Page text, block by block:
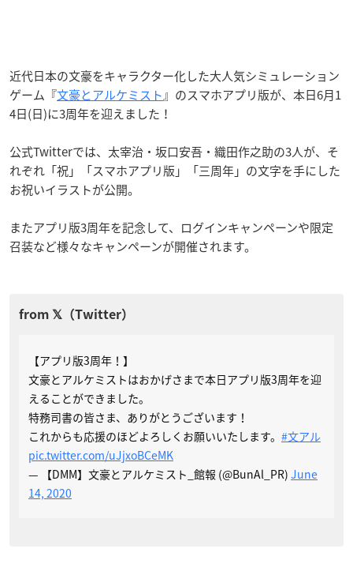
近代日本の文豪をキャラクター化した大人気シミュレーション
ゲーム『文豪とアルケミスト』のスマホアプリ版が、本日6月1
4日(日)に3周年を迎えました！
公式Twitterでは、太宰治・坂口安吾・織田作之助の3人が、そ
れぞれ「祝」「スマホアプリ版」「三周年」の文字を手にした
お祝いイラストが公開。
またアプリ版3周年を記念して、ログインキャンペーンや限定
召装など様々なキャンペーンが開催されます。
【アプリ版3周年！】
文豪とアルケミストはおかげさまで本日アプリ版3周年を迎
えることができました。
特務司書の皆さま、ありがとうございます！
これからも応援のほどよろしくお願いいたします。 #文アル
pic.twitter.com/uJjxoBCeMK
— 【DMM】文豪とアルケミスト_館報 (@BunAl_PR) June
14, 2020